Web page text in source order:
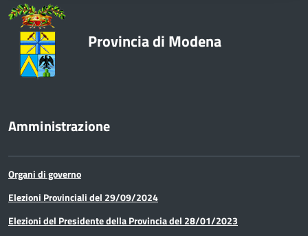
Provincia di Modena
Amministrazione
Organi di governo
Elezioni Provinciali del 29/09/2024
Elezioni del Presidente della Provincia del 28/01/2023